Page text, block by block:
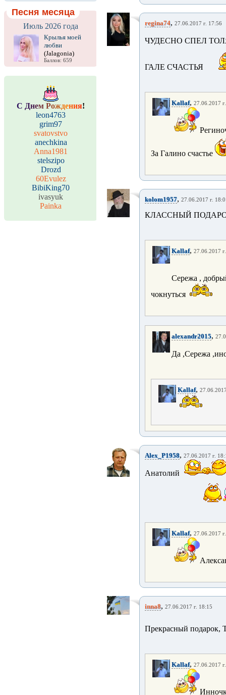
Песня месяца
Июль 2026 года
Крылья моей
любви
(Jalagonia)
Баллов: 659
С Днем Рождения!
leon4763
grim97
svatovstvo
anechkina
Anna1981
stelszipo
Drozd
60Evulez
BibiKing70
ivasyuk
Painka
regina74, 27.06.2017 г. 17:56
ЧУДЕСНО СПЕЛ
ГАЛЕ СЧАСТЬЯ
Kallaf, 27.06.2017
За Галино счастье
kolom1957, 27.06.2017 г.
КЛАССНЫЙ
Kallaf, 27.06.2017
Сережа ,
чокнуться
alexandr2015,
Да ,Сережа
Kallaf,
Alex_P1958, 27.06.2017 г.
Анатолий
Kallaf, 27.06.2017
inna8, 27.06.2017 г. 18:15
Прекрасный подарок,
Kallaf, 27.06.2017